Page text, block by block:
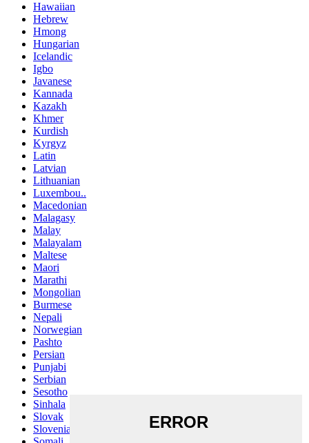
Hawaiian
Hebrew
Hmong
Hungarian
Icelandic
Igbo
Javanese
Kannada
Kazakh
Khmer
Kurdish
Kyrgyz
Latin
Latvian
Lithuanian
Luxembou..
Macedonian
Malagasy
Malay
Malayalam
Maltese
Maori
Marathi
Mongolian
Burmese
Nepali
Norwegian
Pashto
Persian
Punjabi
Serbian
Sesotho
Sinhala
Slovak
Slovenian